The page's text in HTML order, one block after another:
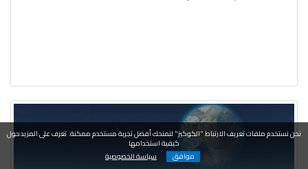
نحن نستخدم ملفات تعريف الارتباط "الكوكيز" لنمنحك أفضل تجربة مستخدم ممكنة. تعرف على المزيد حول
كيفية استخدامها
موافق
سياسة الخصوصية